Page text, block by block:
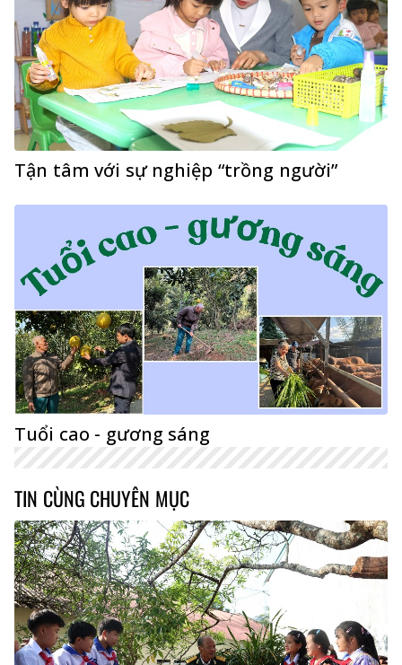
Tận tâm với sự nghiệp “trồng người”
Tuổi cao - gương sáng
TIN CÙNG CHUYÊN MỤC